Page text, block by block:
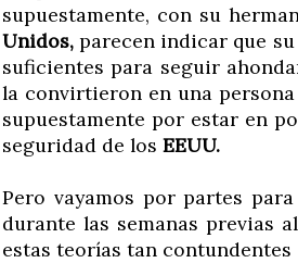
supuestamente, con su
Unidos, parecen indicar que
suficientes para seguir
la convirtieron en una
supuestamente por estar en
seguridad de los EEUU.
Pero vayamos por partes
durante las semanas previas
estas teorías tan